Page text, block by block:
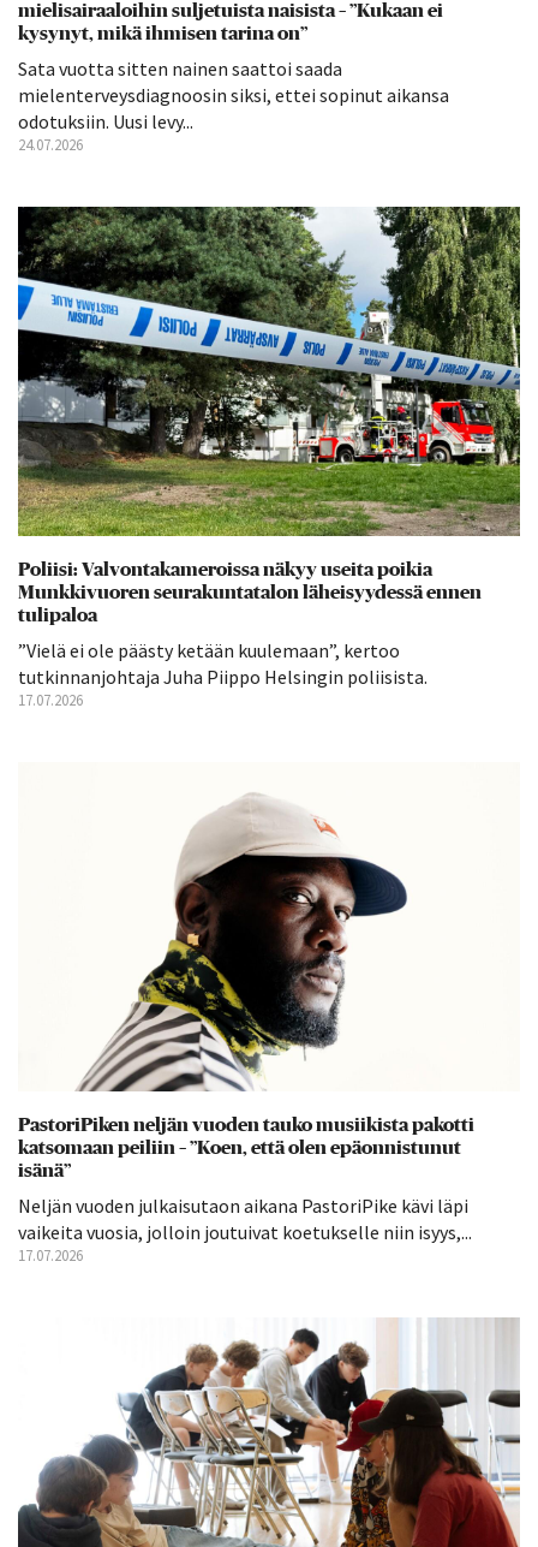
mielisairaaloihin suljetuista naisista – ”Kukaan ei
kysynyt, mikä ihmisen tarina on”
Sata vuotta sitten nainen saattoi saada
mielenterveysdiagnoosin siksi, ettei sopinut aikansa
odotuksiin. Uusi levy...
24.07.2026
Poliisi: Valvontakameroissa näkyy useita poikia
Munkkivuoren seurakuntatalon läheisyydessä ennen
tulipaloa
”Vielä ei ole päästy ketään kuulemaan”, kertoo
tutkinnanjohtaja Juha Piippo Helsingin poliisista.
17.07.2026
PastoriPiken neljän vuoden tauko musiikista pakotti
katsomaan peiliin – ”Koen, että olen epäonnistunut
isänä”
Neljän vuoden julkaisutaon aikana PastoriPike kävi läpi
vaikeita vuosia, jolloin joutuivat koetukselle niin isyys,...
17.07.2026